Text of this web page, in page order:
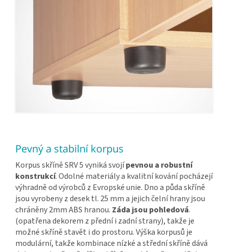
Pevný a stabilní korpus
Korpus skříně SRV 5 vyniká svojípevnou a robustní
konstrukcí. Odolné materiály a kvalitní kování pocházejí
výhradně od výrobců z Evropské unie. Dno a půda skříně
jsou vyrobeny z desek tl. 25 mm a jejich čelní hrany jsou
chráněny 2mm ABS hranou. Záda jsou pohledová.
(opatřena dekorem z přední i zadní strany), takže je
možné skříně stavět i do prostoru. Výška korpusů je
modulární, takže kombinace nízké a střední skříně dává